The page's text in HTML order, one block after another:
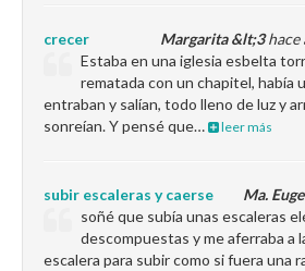
Margarita &lt;3hace
crecer
Estaba en una iglesia esbelta
rematada con un chapitel, había
entraban y salían, todo lleno de luz y
sonreían. Y pensé que…
leer más
Ma.
subir escaleras y caerse
soñé que subía unas escaleras
descompuestas y me aferraba a
escalera para subir como si fuera una